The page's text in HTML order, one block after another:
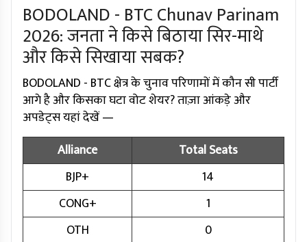
BODOLAND - BTC Chunav Parinam
2026: जनता ने किसे बिठाया सिर-माथे
और किसे सिखाया सबक?
BODOLAND - BTC क्षेत्र के चुनाव परिणामों में कौन सी पार्टी
आगे है और किसका घटा वोट शेयर? ताज़ा आंकड़े और
अपडेट्स यहां देखें —
Alliance
Total Seats
BJP+
14
CONG+
1
OTH
0